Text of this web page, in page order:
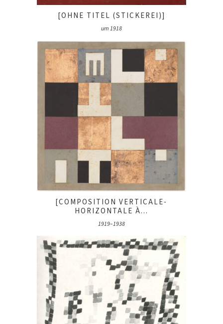
[OHNE TITEL (STICKEREI)]
um 1918
[COMPOSITION VERTICALE-
HORIZONTALE À...
1919–1938